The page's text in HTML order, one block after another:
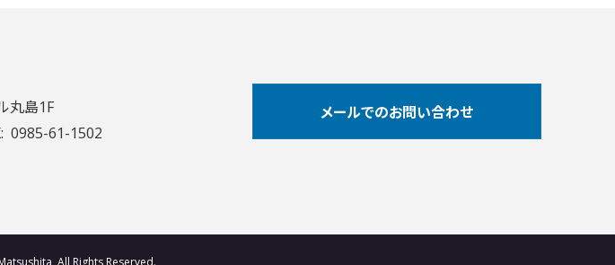
丸島1F
0985-61-1502
メールでのお問い合わせ
All Rights Reserved.